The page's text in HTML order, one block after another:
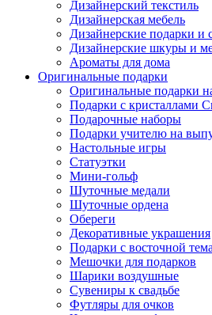
Дизайнерский текстиль
Дизайнерская мебель
Дизайнерские подарки и
Дизайнерские шкуры и
Ароматы для дома
Оригинальные подарки
Оригинальные подарки
Подарки с кристаллами
Подарочные наборы
Подарки учителю на
Настольные игры
Статуэтки
Мини-гольф
Шуточные медали
Шуточные ордена
Обереги
Декоративные украшения
Подарки с восточной
Мешочки для подарков
Шарики воздушные
Сувениры к свадьбе
Футляры для очков